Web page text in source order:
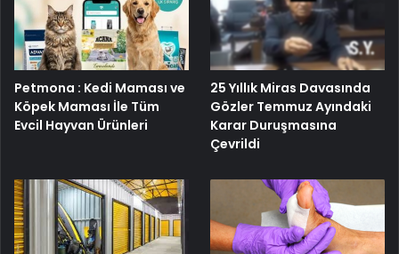
Petmona : Kedi Maması ve
Köpek Maması İle Tüm
Evcil Hayvan Ürünleri
25 Yıllık Miras Davasında
Gözler Temmuz Ayındaki
Karar Duruşmasına
Çevrildi